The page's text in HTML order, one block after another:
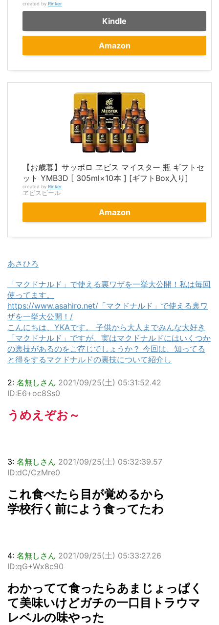
created by Rinker
Kindle
Amazon
【お歳暮】サッポロ ヱビス マイスター 瓶 ギフトセ
ット YMB3D [ 305ml×10本 ] [ギフトBox入り]
created by Rinker
ヱビスビール
Amazon
あさひろ
「マクドナルド」で使える裏ワザを一挙大公開！私は毎回
使ってます。
https://www.asahiro.net/「マクドナルド」で使える裏ワ
ザを一挙大公開！/
こんにちは、YKAです。 子供から大人までみんな大好き
「マクドナルド」ですが、実はマクドナルドにはいくつか
の裏技があるのをご存じでしょうか？ 今回は、知ってる
と得をするマクドナルドの裏技について紹介し
2: 名無しさん 2021/09/25(土) 05:31:52.42
ID:E6+oc8Ss0
うめえぞお～
3: 名無しさん 2021/09/25(土) 05:32:39.57
ID:dC/CzMre0
これ食べたら目が覚めるから
学校行く前によう食ってたわ
4: 名無しさん 2021/09/25(土) 05:33:27.26
ID:qG+Wx8c90
わかってて食ったらあまじょっぱく
て美味いけどガチの一口目トラウマ
レベルの味やった